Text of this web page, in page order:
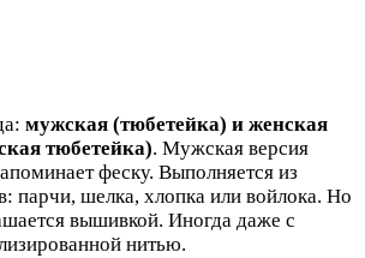
мужская (тюбетейка) и женская
тюбетейка). Мужская версия
феску. Выполняется из
парчи, шелка, хлопка или войлока. Но
вышивкой. Иногда даже с
нитью.